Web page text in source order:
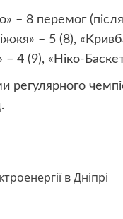
– 8 перемог
– 5 (8),
– 4 (9), «Ніко-
регулярного
в Дніпрі